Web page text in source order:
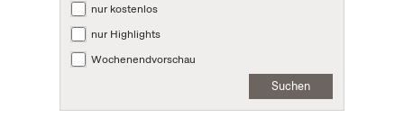
nur kostenlos
nur Highlights
Wochenendvorschau
Suchen